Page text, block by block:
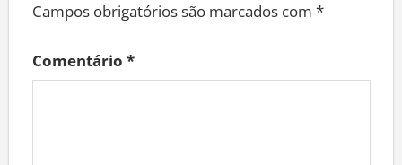
Campos obrigatórios são marcados com *
Comentário *